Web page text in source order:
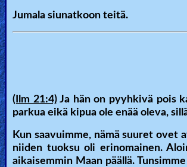
Jumala siunatkoon teitä.
(Ilm 21:4)Ja hän on pyyhkivä pois
parkua eikä kipua ole enää oleva,
Kun saavuimme, nämä suuret ovet
niiden tuoksu oli erinomainen.
aikaisemmin Maan päällä.